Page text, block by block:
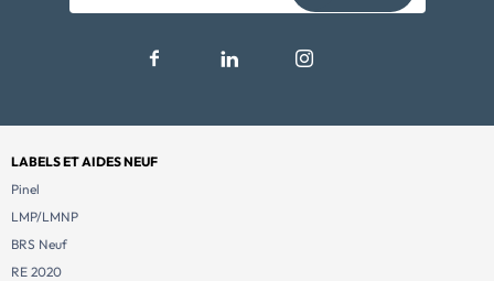
LABELS ET AIDES NEUF
Pinel
LMP/LMNP
BRS Neuf
RE 2020